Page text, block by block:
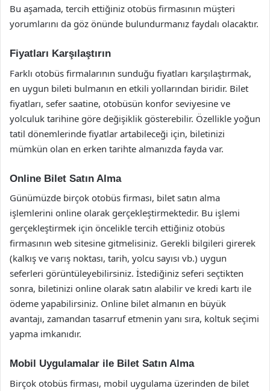
Bu aşamada, tercih ettiğiniz otobüs firmasının müşteri
yorumlarını da göz önünde bulundurmanız faydalı olacaktır.
Fiyatları Karşılaştırın
Farklı otobüs firmalarının sunduğu fiyatları karşılaştırmak,
en uygun bileti bulmanın en etkili yollarından biridir. Bilet
fiyatları, sefer saatine, otobüsün konfor seviyesine ve
yolculuk tarihine göre değişiklik gösterebilir. Özellikle yoğun
tatil dönemlerinde fiyatlar artabileceği için, biletinizi
mümkün olan en erken tarihte almanızda fayda var.
Online Bilet Satın Alma
Günümüzde birçok otobüs firması, bilet satın alma
işlemlerini online olarak gerçekleştirmektedir. Bu işlemi
gerçekleştirmek için öncelikle tercih ettiğiniz otobüs
firmasının web sitesine gitmelisiniz. Gerekli bilgileri girerek
(kalkış ve varış noktası, tarih, yolcu sayısı vb.) uygun
seferleri görüntüleyebilirsiniz. İstediğiniz seferi seçtikten
sonra, biletinizi online olarak satın alabilir ve kredi kartı ile
ödeme yapabilirsiniz. Online bilet almanın en büyük
avantajı, zamandan tasarruf etmenin yanı sıra, koltuk seçimi
yapma imkanıdır.
Mobil Uygulamalar ile Bilet Satın Alma
Birçok otobüs firması, mobil uygulama üzerinden de bilet